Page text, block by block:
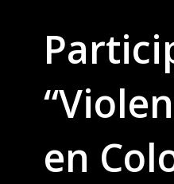
en